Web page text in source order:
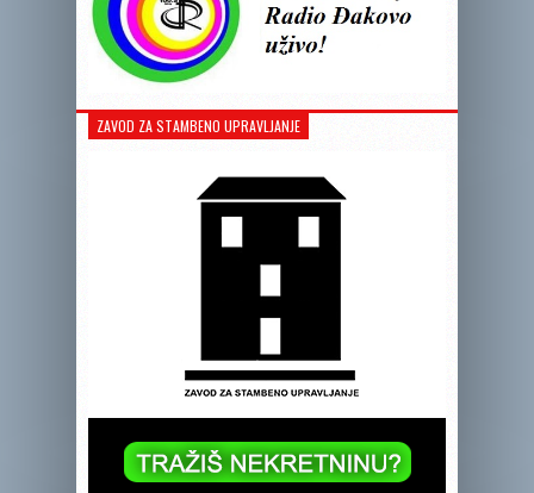
ZAVOD ZA STAMBENO UPRAVLJANJE